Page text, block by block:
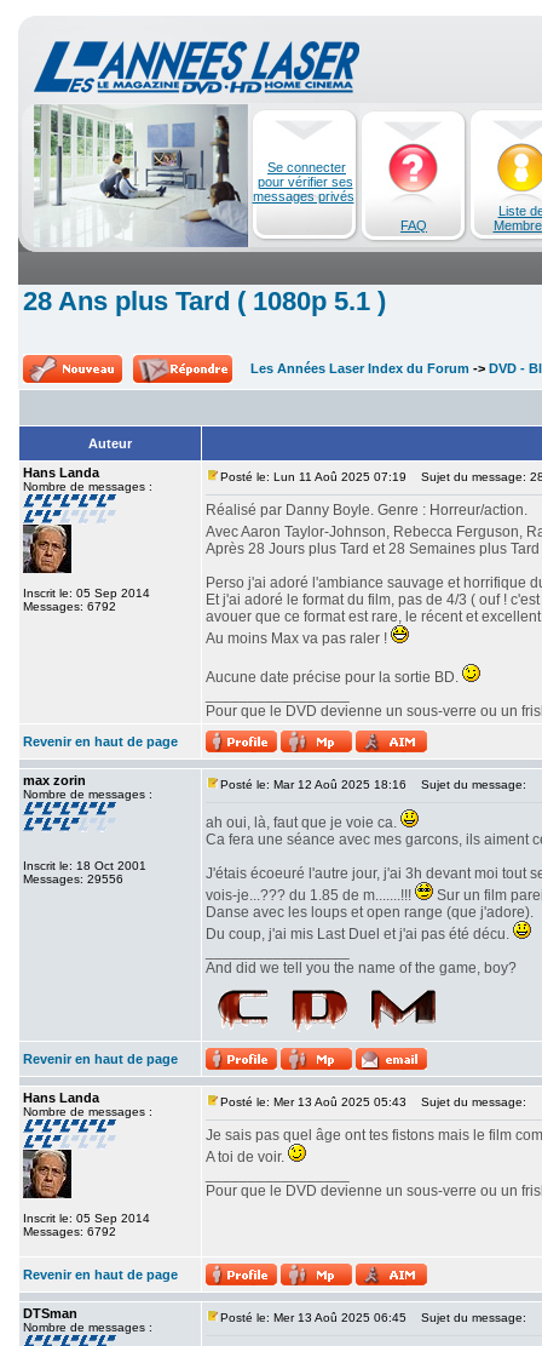
Se connecter
pour vérifier ses
messages privés
FAQ
Liste
28 Ans plus Tard ( 1080p 5.1 )
Les Années Laser Index du Forum -> DVD -
Auteur
Hans Landa
Nombre de messages :
Inscrit le: 05 Sep 2014
Messages: 6792
Posté le: Lun 11 Aoû 2025 07:19 Sujet du message:
Réalisé par Danny Boyle. Genre : Horreur/action.
Avec Aaron Taylor-Johnson, Rebecca Ferguson,
Après 28 Jours plus Tard et 28 Semaines plus
Perso j'ai adoré l'ambiance sauvage et horrifique
Et j'ai adoré le format du film, pas de 4/3 ( ouf !
avouer que ce format est rare, le récent et
Au moins Max va pas raler !
Aucune date précise pour la sortie BD.
Pour que le DVD devienne un sous-verre ou un
Revenir en haut de page
max zorin
Nombre de messages :
Inscrit le: 18 Oct 2001
Messages: 29556
Posté le: Mar 12 Aoû 2025 18:16 Sujet du message:
ah oui, là, faut que je voie ca.
Ca fera une séance avec mes garcons, ils aiment
J'étais écoeuré l'autre jour, j'ai 3h devant moi tout
vois-je...??? du 1.85 de m.......!!!
Sur un film
Danse avec les loups et open range (que j'adore).
Du coup, j'ai mis Last Duel et j'ai pas été décu.
And did we tell you the name of the game, boy?
Revenir en haut de page
Hans Landa
Nombre de messages :
Inscrit le: 05 Sep 2014
Messages: 6792
Posté le: Mer 13 Aoû 2025 05:43 Sujet du message:
Je sais pas quel âge ont tes fistons mais le film
A toi de voir.
Pour que le DVD devienne un sous-verre ou un
Revenir en haut de page
DTSman
Nombre de messages :
Posté le: Mer 13 Aoû 2025 06:45 Sujet du message: